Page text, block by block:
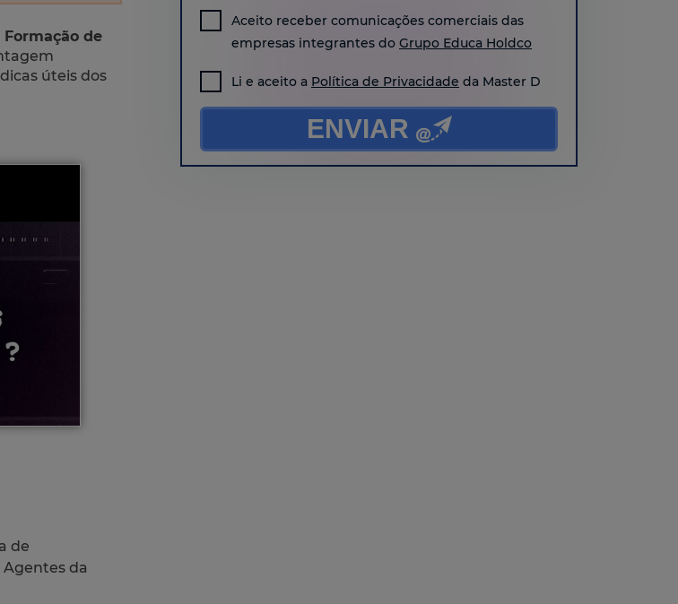
Formação de
úteis dos
de
da
Aceito receber comunicações comerciais das
empresas integrantes do Grupo Educa Holdco
Li e aceito a Política de Privacidade da Master D
ENVIAR